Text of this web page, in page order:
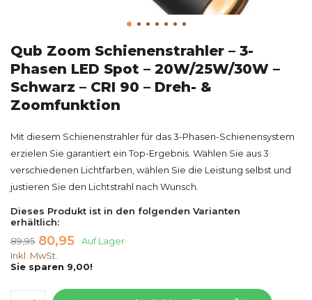
Qub Zoom Schienenstrahler – 3-
Phasen LED Spot – 20W/25W/30W –
Schwarz – CRI 90 – Dreh- &
Zoomfunktion
Mit diesem Schienenstrahler für das 3-Phasen-Schienensystem
erzielen Sie garantiert ein Top-Ergebnis. Wählen Sie aus 3
verschiedenen Lichtfarben, wählen Sie die Leistung selbst und
justieren Sie den Lichtstrahl nach Wunsch.
Dieses Produkt ist in den folgenden Varianten
erhältlich:
89,95 80,95
Auf Lager
Inkl. MwSt.
Sie sparen 9,00!